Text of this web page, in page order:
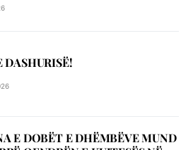
DASHURISË!
E DOBËT E DHËMBËVE MUND